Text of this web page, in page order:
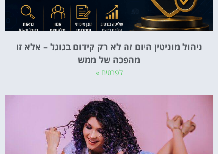
ניהול מוניטין היום זה לא רק קידום בגוגל – אלא זו
מהפכה של ממש
לפרטים »